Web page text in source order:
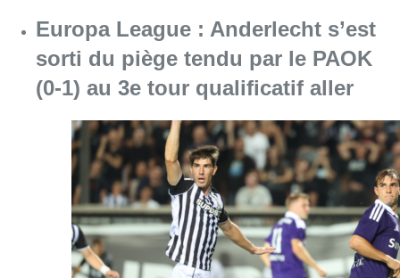
Europa League : Anderlecht s’est
sorti du piège tendu par le PAOK
(0-1) au 3e tour qualificatif aller